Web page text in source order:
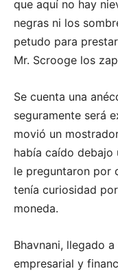
que aquí no hay
negras ni los
petudo para
Mr. Scrooge los
Se cuenta una
seguramente será
movió un
había caído debajo
le preguntaron por
tenía curiosidad
moneda.
Bhavnani, llegado
empresarial y